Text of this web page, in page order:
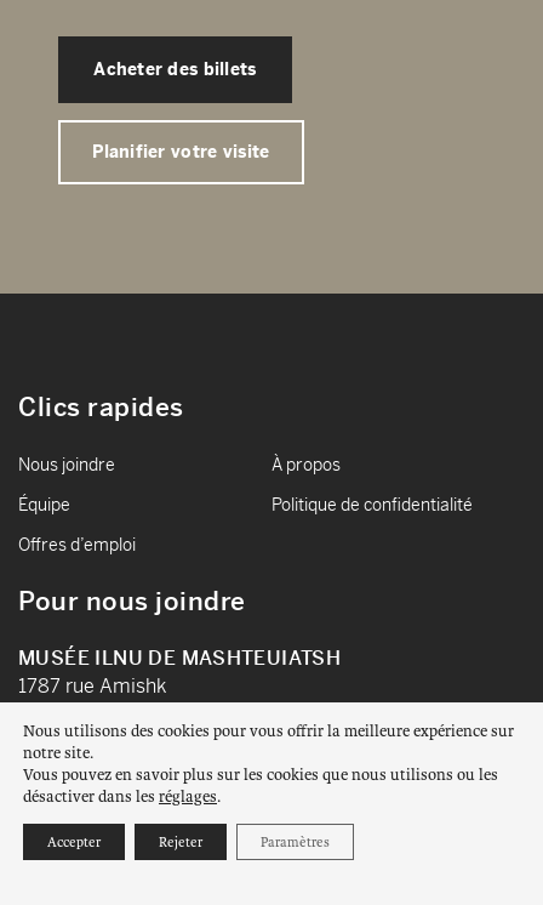
Acheter des billets
Planifier votre visite
Clics rapides
Nous joindre
À propos
Équipe
Politique de confidentialité
Offres d’emploi
Pour nous joindre
MUSÉE ILNU DE MASHTEUIATSH
1787 rue Amishk
G0W 2H0
Voir sur Google Map
TÉLÉPHONE :418 275-4842
Nous utilisons des cookies pour vous offrir la meilleure expérience sur
notre site.
Vous pouvez en savoir plus sur les cookies que nous utilisons ou les
désactiver dans les réglages.
Accepter Rejeter Paramètres